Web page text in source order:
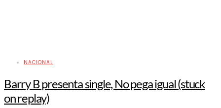
NACIONAL
Barry B presenta single, No pega igual (stuck
on replay)